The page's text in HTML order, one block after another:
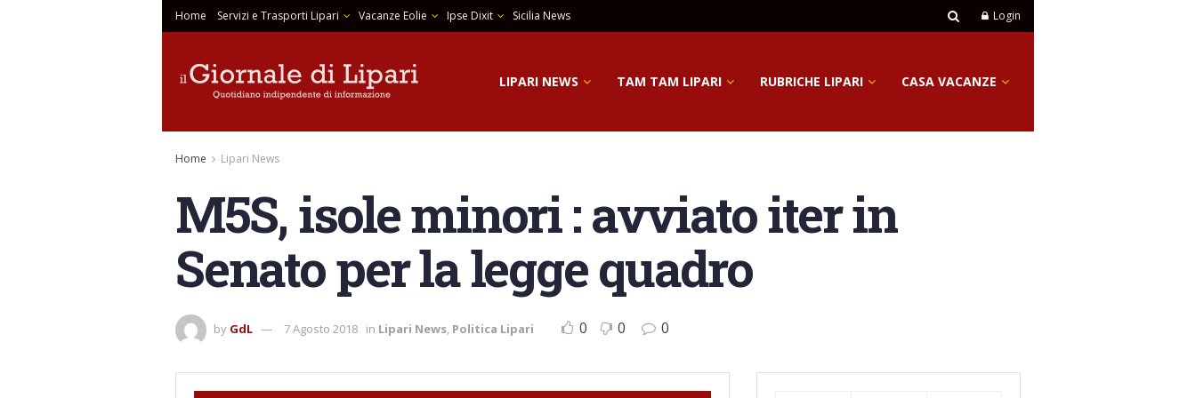
Home Servizi e Trasporti Lipari Vacanze Eolie Ipse Dixit Sicilia News Login
LIPARI NEWS TAM TAM LIPARI RUBRICHE LIPARI CASA VACANZE
Home Lipari News
M5S, isole minori : avviato iter in
Senato per la legge quadro
by GdL 7 Agosto 2018 in Lipari News, Politica Lipari 0 0 0